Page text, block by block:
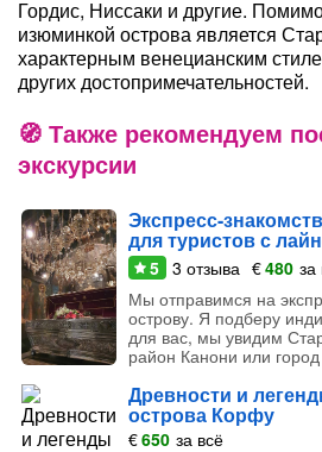
Гордис, Ниссаки и другие.
изюминкой острова является
характерным венецианским
других достопримечательностей.
Также рекомендуем
экскурсии
Экспресс-
для туристов с
5 3 отзыва €480 за
Мы отправимся на
острову. Я подберу
для вас, мы увидим
район Канони или
Древности и
острова Корфу
€650 за всё